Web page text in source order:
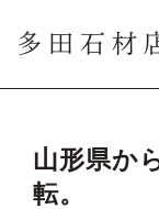
多田石材
山形県か
転。